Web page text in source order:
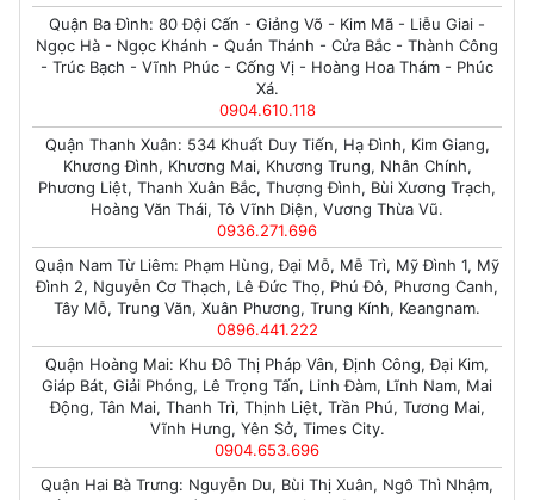
Quận Ba Đình: 80 Đội Cấn - Giảng Võ - Kim Mã - Liễu Giai -
Ngọc Hà - Ngọc Khánh - Quán Thánh - Cửa Bắc - Thành Công
- Trúc Bạch - Vĩnh Phúc - Cống Vị - Hoàng Hoa Thám - Phúc
Xá.
0904.610.118
Quận Thanh Xuân: 534 Khuất Duy Tiến, Hạ Đình, Kim Giang,
Khương Đình, Khương Mai, Khương Trung, Nhân Chính,
Phương Liệt, Thanh Xuân Bắc, Thượng Đình, Bùi Xương Trạch,
Hoàng Văn Thái, Tô Vĩnh Diện, Vương Thừa Vũ.
0936.271.696
Quận Nam Từ Liêm: Phạm Hùng, Đại Mỗ, Mễ Trì, Mỹ Đình 1, Mỹ
Đình 2, Nguyễn Cơ Thạch, Lê Đức Thọ, Phú Đô, Phương Canh,
Tây Mỗ, Trung Văn, Xuân Phương, Trung Kính, Keangnam.
0896.441.222
Quận Hoàng Mai: Khu Đô Thị Pháp Vân, Định Công, Đại Kim,
Giáp Bát, Giải Phóng, Lê Trọng Tấn, Linh Đàm, Lĩnh Nam, Mai
Động, Tân Mai, Thanh Trì, Thịnh Liệt, Trần Phú, Tương Mai,
Vĩnh Hưng, Yên Sở, Times City.
0904.653.696
Quận Hai Bà Trưng: Nguyễn Du, Bùi Thị Xuân, Ngô Thì Nhậm,